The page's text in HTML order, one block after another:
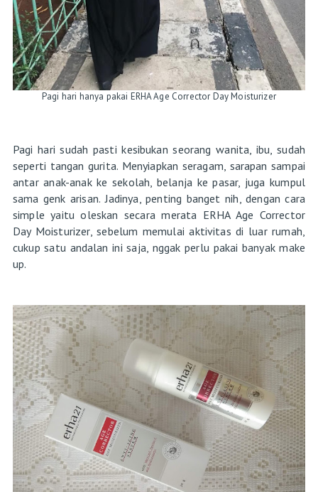
Pagi hari hanya pakai ERHA Age Corrector Day Moisturizer
Pagi hari sudah pasti kesibukan seorang wanita, ibu, sudah
seperti tangan gurita. Menyiapkan seragam, sarapan sampai
antar anak-anak ke sekolah, belanja ke pasar, juga kumpul
sama genk arisan. Jadinya, penting banget nih, dengan cara
simple yaitu oleskan secara merata ERHA Age Corrector
Day Moisturizer, sebelum memulai aktivitas di luar rumah,
cukup satu andalan ini saja, nggak perlu pakai banyak make
up.